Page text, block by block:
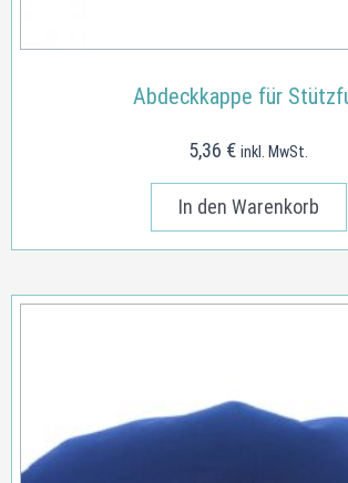
Abdeckkappe für
5,36 € inkl. MwSt.
In den Warenkorb